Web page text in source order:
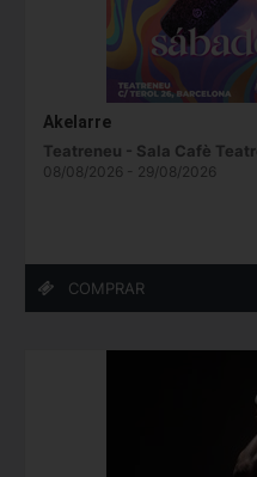
Akelarre
Teatreneu - Sala Cafè
08/08/2026 - 29/08/2026